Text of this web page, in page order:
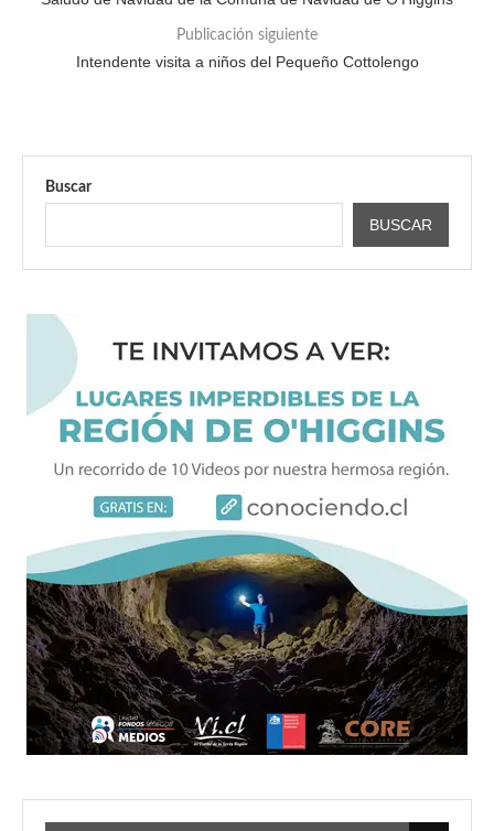
Publicación siguiente
Intendente visita a niños del Pequeño Cottolengo
Buscar
BUSCAR